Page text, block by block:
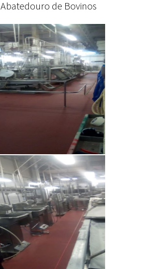
Abatedouro de Bovinos